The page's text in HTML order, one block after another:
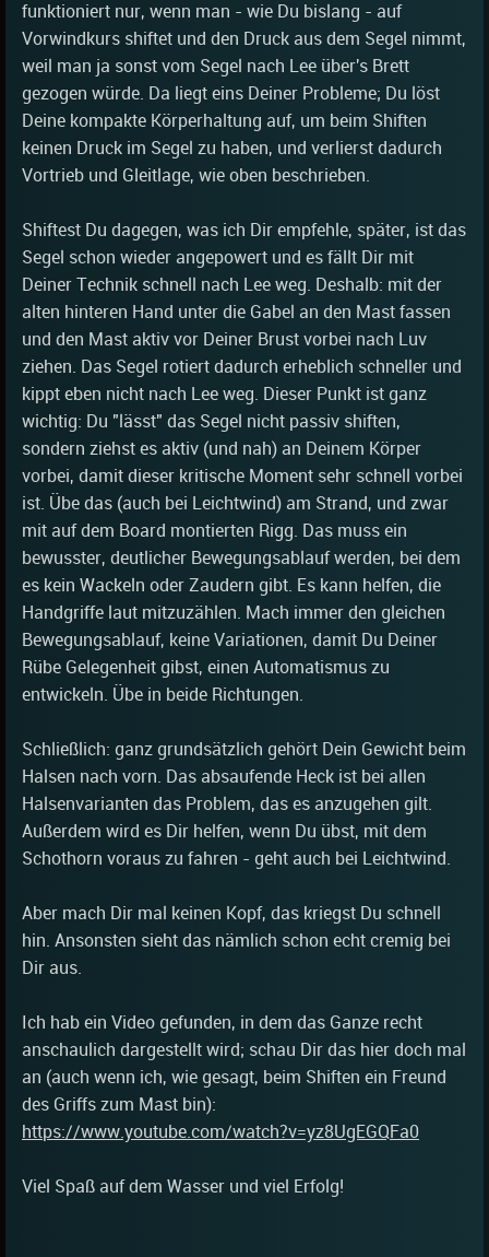
funktioniert nur, wenn man - wie Du bislang - auf
Vorwindkurs shiftet und den Druck aus dem Segel nimmt,
weil man ja sonst vom Segel nach Lee über's Brett
gezogen würde. Da liegt eins Deiner Probleme; Du löst
Deine kompakte Körperhaltung auf, um beim Shiften
keinen Druck im Segel zu haben, und verlierst dadurch
Vortrieb und Gleitlage, wie oben beschrieben.
Shiftest Du dagegen, was ich Dir empfehle, später, ist das
Segel schon wieder angepowert und es fällt Dir mit
Deiner Technik schnell nach Lee weg. Deshalb: mit der
alten hinteren Hand unter die Gabel an den Mast fassen
und den Mast aktiv vor Deiner Brust vorbei nach Luv
ziehen. Das Segel rotiert dadurch erheblich schneller und
kippt eben nicht nach Lee weg. Dieser Punkt ist ganz
wichtig: Du "lässt" das Segel nicht passiv shiften,
sondern ziehst es aktiv (und nah) an Deinem Körper
vorbei, damit dieser kritische Moment sehr schnell vorbei
ist. Übe das (auch bei Leichtwind) am Strand, und zwar
mit auf dem Board montierten Rigg. Das muss ein
bewusster, deutlicher Bewegungsablauf werden, bei dem
es kein Wackeln oder Zaudern gibt. Es kann helfen, die
Handgriffe laut mitzuzählen. Mach immer den gleichen
Bewegungsablauf, keine Variationen, damit Du Deiner
Rübe Gelegenheit gibst, einen Automatismus zu
entwickeln. Übe in beide Richtungen.
Schließlich: ganz grundsätzlich gehört Dein Gewicht beim
Halsen nach vorn. Das absaufende Heck ist bei allen
Halsenvarianten das Problem, das es anzugehen gilt.
Außerdem wird es Dir helfen, wenn Du übst, mit dem
Schothorn voraus zu fahren - geht auch bei Leichtwind.
Aber mach Dir mal keinen Kopf, das kriegst Du schnell
hin. Ansonsten sieht das nämlich schon echt cremig bei
Dir aus.
Ich hab ein Video gefunden, in dem das Ganze recht
anschaulich dargestellt wird; schau Dir das hier doch mal
an (auch wenn ich, wie gesagt, beim Shiften ein Freund
des Griffs zum Mast bin):
https://www.youtube.com/watch?v=yz8UgEGQFa0
Viel Spaß auf dem Wasser und viel Erfolg!